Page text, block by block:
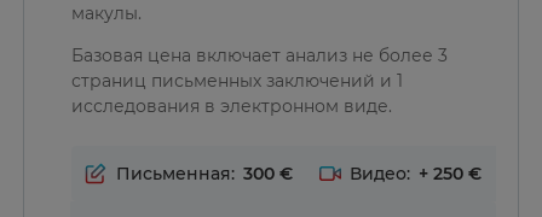
макулы.
Базовая цена включает анализ не более 3
страниц письменных заключений и 1
исследования в электронном виде.
Письменная: 300 Видео: +250